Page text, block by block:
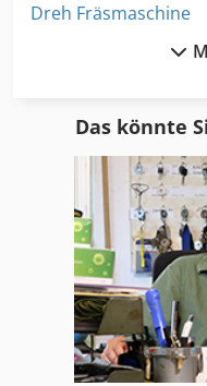
Dreh Fräsmaschine
Drehbank Maschine
Format
Hand
Hsc 20 Linear
Hydraulische
Ka 77
Das könnte